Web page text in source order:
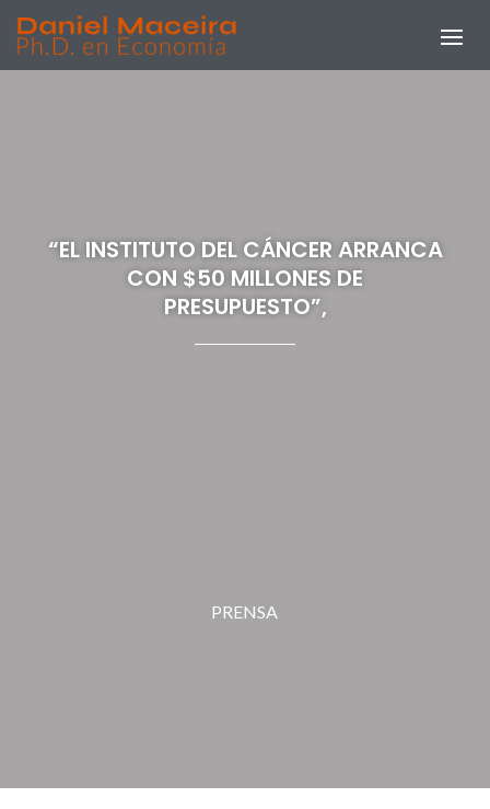
“EL INSTITUTO DEL CÁNCER ARRANCA
CON $50 MILLONES DE
PRESUPUESTO”,
PRENSA